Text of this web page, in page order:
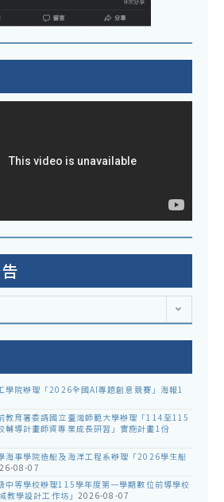
學院辦理「2026全國AI專題創意競賽」海報1
教育署委請國立臺灣師範大學辦理「114至115
輔導計畫師資專業成長研習」實施計畫1份
海事學院造船及海洋工程系辦理「2026學生船
08-07
中等學校辦理115學年度第一學期數位前導學校
教學設計工作坊」 2026-08-07